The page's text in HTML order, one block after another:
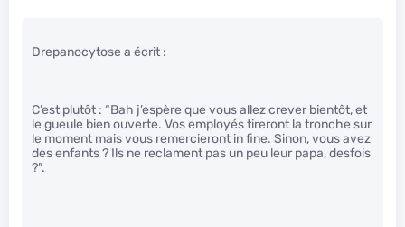
Drepanocytose a écrit :
C’est plutôt : “Bah j’espère que vous allez crever bientôt, et
le gueule bien ouverte. Vos employés tireront la tronche sur
le moment mais vous remercieront in fine. Sinon, vous avez
des enfants ? Ils ne reclament pas un peu leur papa, desfois
?”.